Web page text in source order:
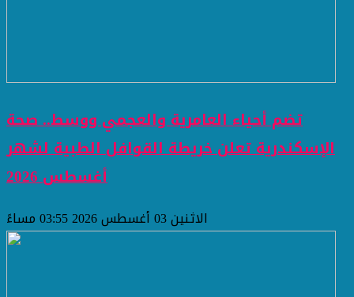
تضم أحياء العامرية والعجمي ووسط.. صحة
الإسكندرية تعلن خريطة القوافل الطبية لشهر
أغسطس 2026
الاثنين 03 أغسطس 2026 03:55 مساءً